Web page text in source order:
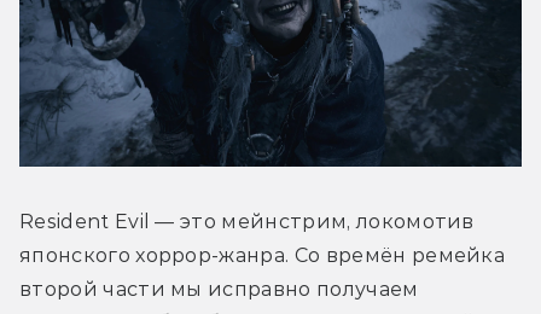
Resident Evil — это мейнстрим, локомотив
японского хоррор-жанра. Со времён ремейка
второй части мы исправно получаем